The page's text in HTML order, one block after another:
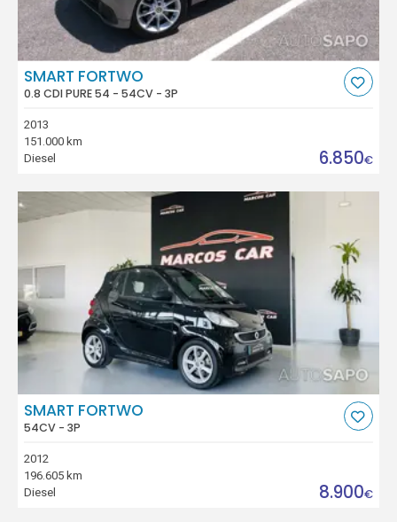
SMART FORTWO
0.8 CDI PURE 54 - 54CV - 3P
2013
151.000 km
Diesel
6.850€
SMART FORTWO
54CV - 3P
2012
196.605 km
Diesel
8.900€